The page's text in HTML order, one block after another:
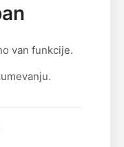
van funkcije.